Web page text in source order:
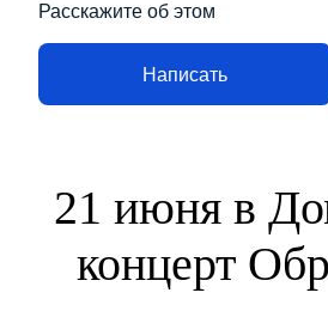
Расскажите об этом
Написать
21 июня в
концерт